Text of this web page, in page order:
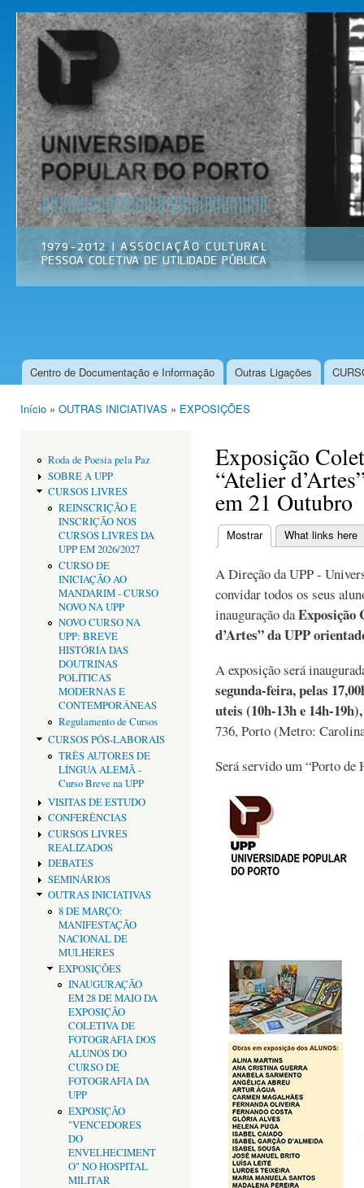
Universidade
Popular do
Porto
Associação
Cultural
Menu principal
Centro de Documentação e Informação Outras Ligações
Início » OUTRAS INICIATIVAS » EXPOSIÇÕES
Roda de Poesia pela Paz
SOBRE A UPP
CURSOS LIVRES
REINSCRIÇÃO E
INSCRIÇÃO NOS
CURSOS LIVRES DA
UPP EM 2026/2027
CURSO DE
INICIAÇÃO AO
MANDARIM - CURSO
NOVO NA UPP
NOVO CURSO NA
UPP: BREVE
HISTÓRIA DAS
DOUTRINAS
POLÍTICAS
MODERNAS E
CONTEMPORÂNEAS
Regulamento de Cursos
CURSOS PÓS-LABORAIS
TRÊS AUTORES DE
LÍNGUA ALEMÃ -
Curso Breve na UPP
VISITAS DE ESTUDO
CONFERÊNCIAS
CURSOS LIVRES
REALIZADOS
DEBATES
SEMINÁRIOS
OUTRAS INICIATIVAS
8 DE MARÇO:
MANIFESTAÇÃO
NACIONAL DE
MULHERES
EXPOSIÇÕES
INAUGURAÇÃO
EM 28 DE MAIO DA
EXPOSIÇÃO
COLETIVA DE
FOTOGRAFIA DOS
ALUNOS DO
CURSO DE
FOTOGRAFIA DA
UPP
EXPOSIÇÃO
"VENCEDORES
DO
ENVELHECIMENT
O" NO HOSPITAL
MILITAR
Exposição
“Atelier
em 21 Outubro
Separadores
Mostrar(separador ativo)
What links here
A Direção da UPP -
convidar todos os seus
inauguração daExposição
d’Artes” da UPP
A exposição será
segunda-feira, pelas
uteis (10h-13h e 14h-
736, Porto (Metro:
Será servido um “Porto de